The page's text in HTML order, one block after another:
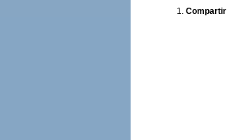
Compartir